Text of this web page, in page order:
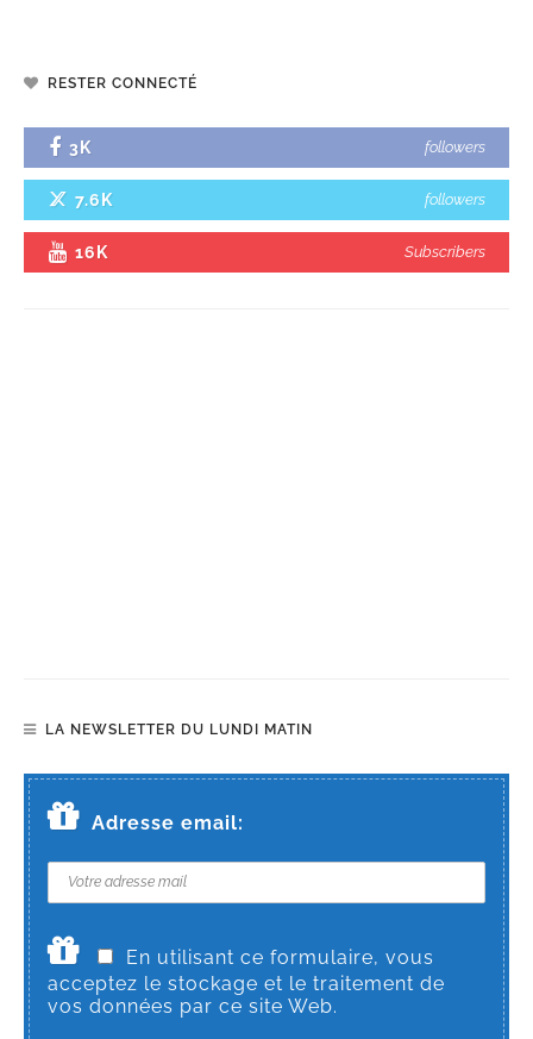
RESTER CONNECTÉ
3K followers
7.6K followers
16K Subscribers
LA NEWSLETTER DU LUNDI MATIN
Adresse email:
En utilisant ce formulaire, vous
acceptez le stockage et le traitement de
vos données par ce site Web.